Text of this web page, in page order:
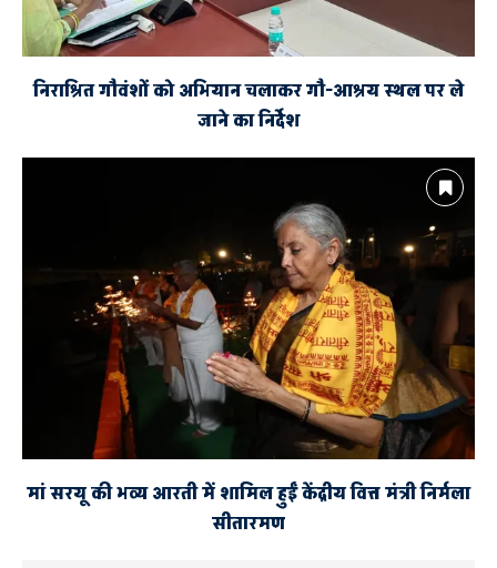
निराश्रित गौवंशों को अभियान चलाकर गौ-आश्रय स्थल पर ले
जाने का निर्देश
मां सरयू की भव्य आरती में शामिल हुईं केंद्रीय वित्त मंत्री निर्मला
सीतारमण